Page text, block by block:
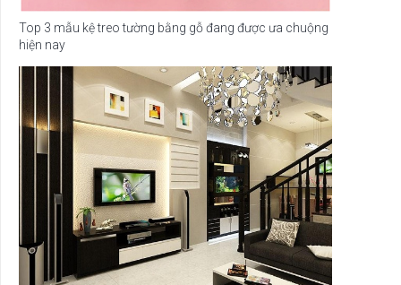
Top 3 mẫu kệ treo tường bằng gỗ đang được ưa chuộng
hiện nay